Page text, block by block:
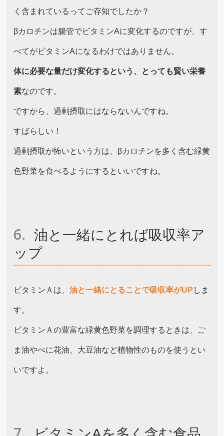
く含まれているってご存知でしたか？
βカロチンは腸管でビタミンAに変化するのですが、す
べてがビタミンAになるわけではありません。
体に必要な量だけ変化するという、とっても賢い栄養
素なのです。
ですから、過剰摂取にはならないんですね。
すばらしい！
過剰摂取が怖いという方は、βカロチンを多く含む緑黄
色野菜を食べるようにするといいですね。
油と一緒にとれば吸収率ア
ップ
ビタミンＡは、 油と一緒にとることで吸収率がUP しま
す。
ビタミンＡの豊富な緑黄色野菜を調理するときは、ご
ま油やべに花油、大豆油など植物性のものを使うとい
いですよ。